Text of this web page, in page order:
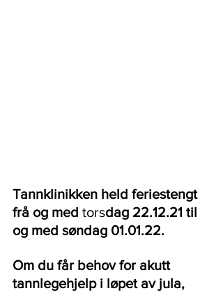
Tannklinikken held feriestengt
frå og med torsdag 22.12.21 til
og med søndag 01.01.22.
Om du får behov for akutt
tannlegehjelp i løpet av jula,